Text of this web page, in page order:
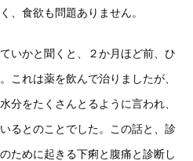
、食欲も問題ありません。
いかと聞くと、２か月ほど前、ひ
これは薬を飲んで治りましたが、
分をたくさんとるように言われ、
るとのことでした。この話と、診
ために起きる下痢と腹痛と診断し